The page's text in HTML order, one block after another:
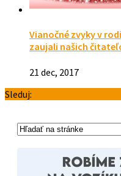
Vianočné zvyky v
zaujali našich
21 dec, 2017
Sleduj: